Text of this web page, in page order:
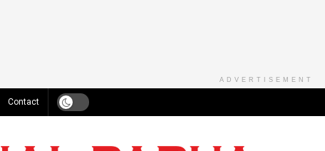
ADVERTISEMENT
Contact